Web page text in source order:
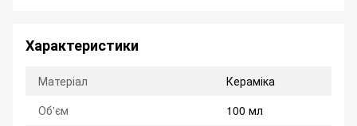
Характеристики
Матеріал
Кераміка
Об'єм
100 мл